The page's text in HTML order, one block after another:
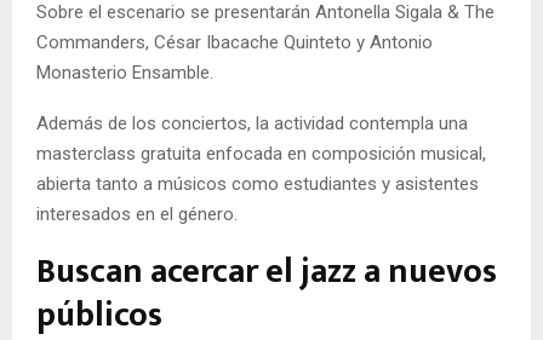
Sobre el escenario se presentarán Antonella Sigala & The
Commanders, César Ibacache Quinteto y Antonio
Monasterio Ensamble.
Además de los conciertos, la actividad contempla una
masterclass gratuita enfocada en composición musical,
abierta tanto a músicos como estudiantes y asistentes
interesados en el género.
Buscan acercar el jazz a nuevos
públicos